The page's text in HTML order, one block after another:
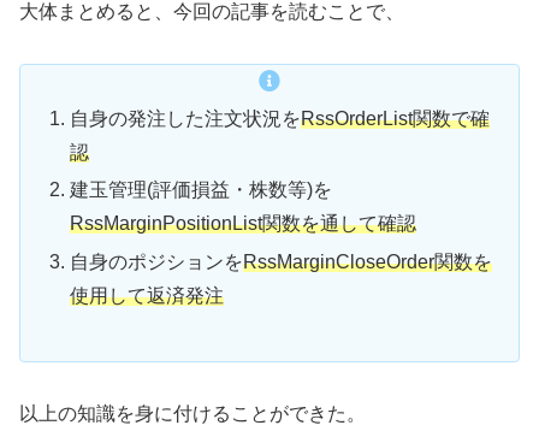
大体まとめると、今回の記事を読むことで、
自身の発注した注文状況をRssOrderList関数で確
認
建玉管理(評価損益・株数等)を
RssMarginPositionList関数を通して確認
自身のポジションをRssMarginCloseOrder関数を
使用して返済発注
以上の知識を身に付けることができた。